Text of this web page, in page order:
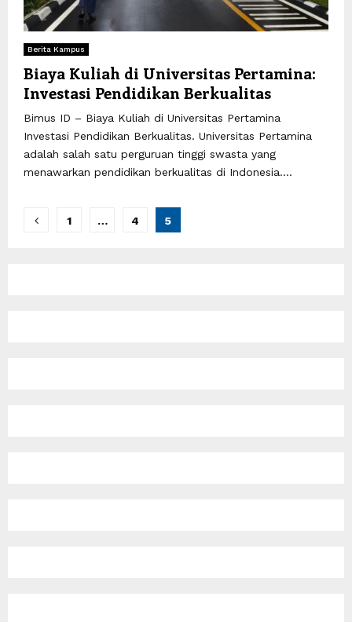
Berita Kampus
Biaya Kuliah di Universitas Pertamina:
Investasi Pendidikan Berkualitas
Bimus ID – Biaya Kuliah di Universitas Pertamina
Investasi Pendidikan Berkualitas. Universitas Pertamina
adalah salah satu perguruan tinggi swasta yang
menawarkan pendidikan berkualitas di Indonesia....
Paginasi
1 … 4 5